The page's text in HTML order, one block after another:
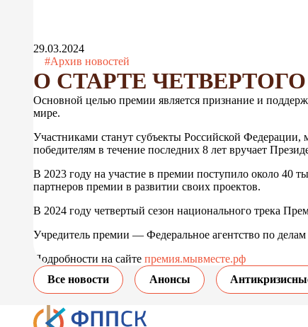
29.03.2024
#Архив новостей
О СТАРТЕ
Основной целью премии является признание и
мире.
Участниками станут субъекты Российской Федерации,
победителям в течение последних 8 лет вручает
В 2023 году на участие в премии поступило около 40
партнеров премии в развитии своих проектов.
В 2024 году четвертый сезон национального трека
Учредитель премии — Федеральное агентство по
Подробности на сайтепремия.мывместе.рф
Все новости
Анонсы